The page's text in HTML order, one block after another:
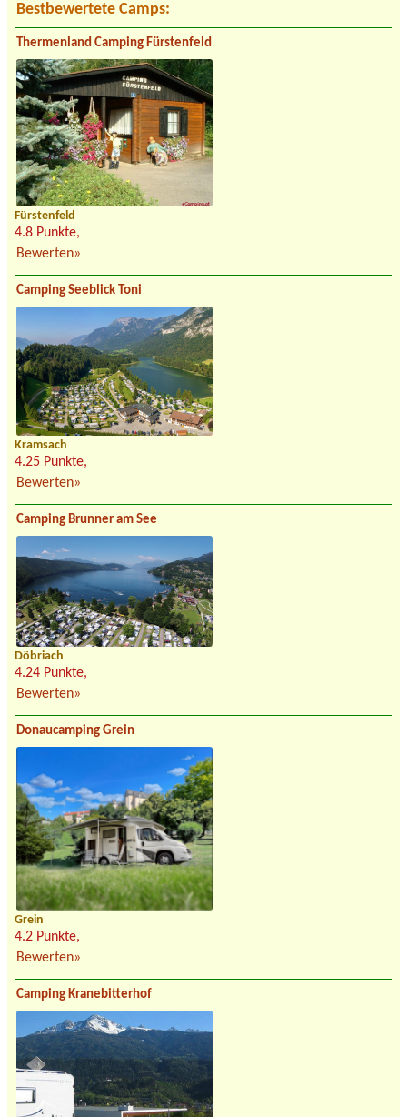
Bestbewertete Camps:
Thermenland Camping Fürstenfeld
Fürstenfeld
4.8 Punkte,
Bewerten»
Camping Seeblick Toni
Kramsach
4.25 Punkte,
Bewerten»
Camping Brunner am See
Döbriach
4.24 Punkte,
Bewerten»
Donaucamping Grein
Grein
4.2 Punkte,
Bewerten»
Camping Kranebitterhof